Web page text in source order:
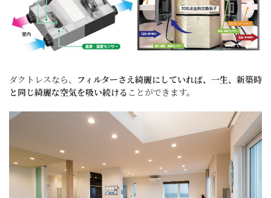
ダクトレスなら、 フィルターさえ綺麗にしていれば、一生、新築時
と同じ綺麗な空気を吸い続ける ことができます。